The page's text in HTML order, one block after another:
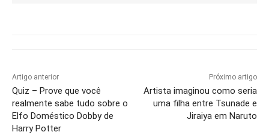
Artigo anterior
Quiz – Prove que você
realmente sabe tudo sobre o
Elfo Doméstico Dobby de
Harry Potter
Próximo artigo
Artista imaginou como seria
uma filha entre Tsunade e
Jiraiya em Naruto